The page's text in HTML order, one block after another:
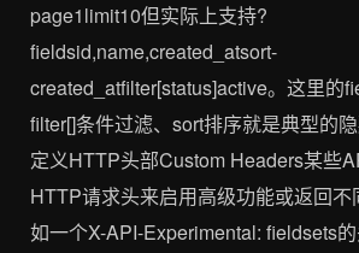
page1limit10但实际上支持?
fieldsid,name,created_atsort-
created_atfilter[status]active。这里的
filter[]条件过滤、sort排序就是典型的
定义HTTP头部Custom Headers某些
HTTP请求头来启用高级功能或返回
如一个X-API-Experimental: fieldsets